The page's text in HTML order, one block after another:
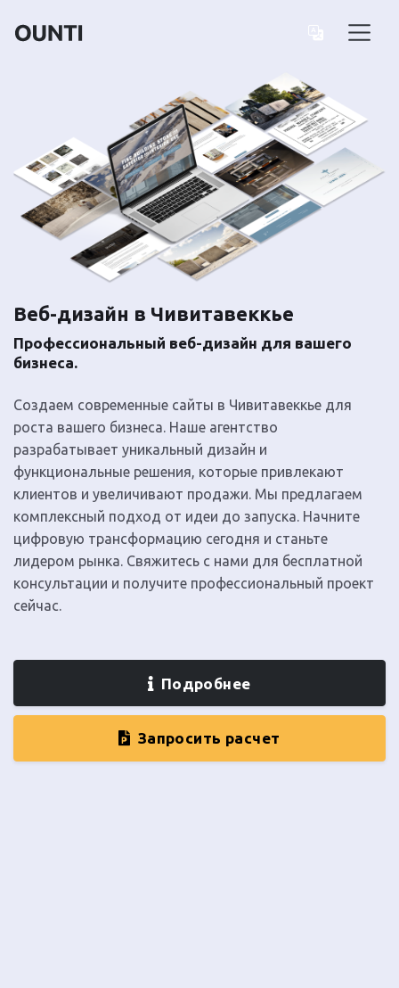
Веб-дизайн в Чивитавеккье
Профессиональный веб-дизайн для вашего
бизнеса.
Создаем современные сайты в Чивитавеккье для
роста вашего бизнеса. Наше агентство
разрабатывает уникальный дизайн и
функциональные решения, которые привлекают
клиентов и увеличивают продажи. Мы предлагаем
комплексный подход от идеи до запуска. Начните
цифровую трансформацию сегодня и станьте
лидером рынка. Свяжитесь с нами для бесплатной
консультации и получите профессиональный проект
сейчас.
Подробнее
Запросить расчет